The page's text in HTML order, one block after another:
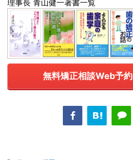
理事長 青山健一著書一覧
無料矯正相談Web予